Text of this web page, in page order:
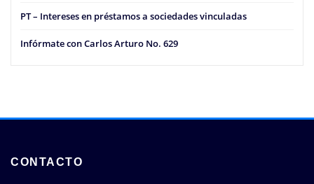
PT – Intereses en préstamos a sociedades vinculadas
Infórmate con Carlos Arturo No. 629
CONTACTO